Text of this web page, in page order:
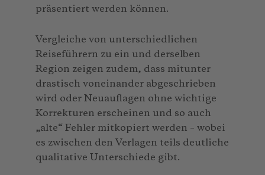
präsentiert werden können.
Vergleiche von unterschiedlichen
Reiseführern zu ein und derselben
Region zeigen zudem, dass mitunter
drastisch voneinander abgeschrieben
wird oder Neuauflagen ohne wichtige
Korrekturen erscheinen und so auch
„alte“ Fehler mitkopiert werden – wobei
es zwischen den Verlagen teils deutliche
qualitative Unterschiede gibt.